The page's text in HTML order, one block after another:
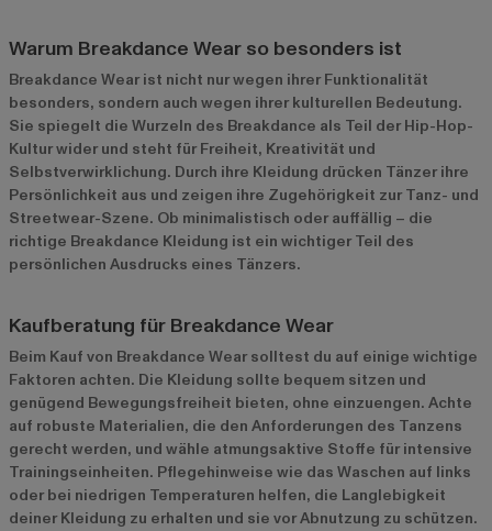
Warum Breakdance Wear so besonders ist
Breakdance Wear ist nicht nur wegen ihrer Funktionalität
besonders, sondern auch wegen ihrer kulturellen Bedeutung.
Sie spiegelt die Wurzeln des Breakdance als Teil der Hip-Hop-
Kultur wider und steht für Freiheit, Kreativität und
Selbstverwirklichung. Durch ihre Kleidung drücken Tänzer ihre
Persönlichkeit aus und zeigen ihre Zugehörigkeit zur Tanz- und
Streetwear-Szene. Ob minimalistisch oder auffällig – die
richtige Breakdance Kleidung ist ein wichtiger Teil des
persönlichen Ausdrucks eines Tänzers.
Kaufberatung für Breakdance Wear
Beim Kauf von Breakdance Wear solltest du auf einige wichtige
Faktoren achten. Die Kleidung sollte bequem sitzen und
genügend Bewegungsfreiheit bieten, ohne einzuengen. Achte
auf robuste Materialien, die den Anforderungen des Tanzens
gerecht werden, und wähle atmungsaktive Stoffe für intensive
Trainingseinheiten. Pflegehinweise wie das Waschen auf links
oder bei niedrigen Temperaturen helfen, die Langlebigkeit
deiner Kleidung zu erhalten und sie vor Abnutzung zu schützen.